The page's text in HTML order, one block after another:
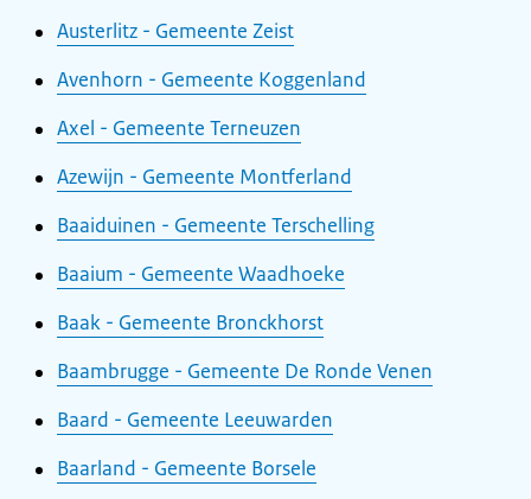
Austerlitz - Gemeente Zeist
Avenhorn - Gemeente Koggenland
Axel - Gemeente Terneuzen
Azewijn - Gemeente Montferland
Baaiduinen - Gemeente Terschelling
Baaium - Gemeente Waadhoeke
Baak - Gemeente Bronckhorst
Baambrugge - Gemeente De Ronde Venen
Baard - Gemeente Leeuwarden
Baarland - Gemeente Borsele